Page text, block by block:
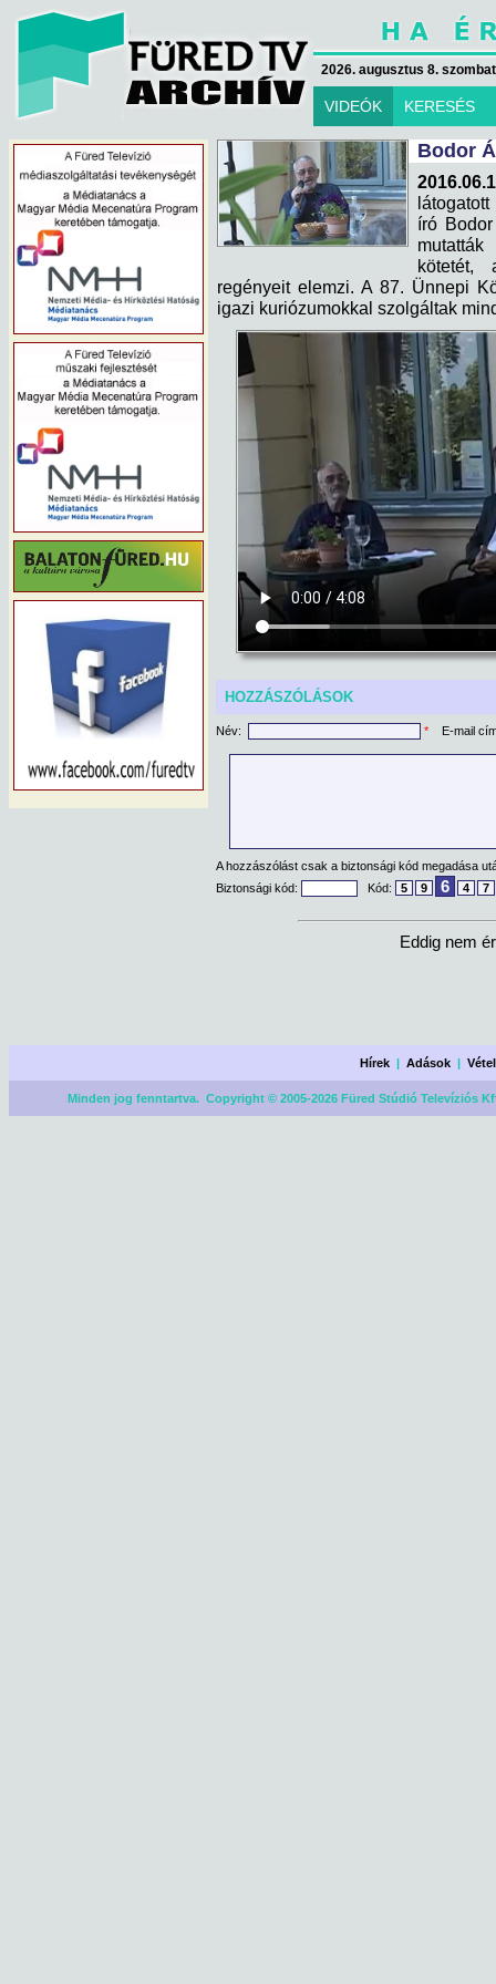
2026. augusztus 8.
VIDEÓK KERESÉS
Bodor
író
kötetét,
regényeit elemzi. A 87. Ünnepi
igazi kuriózumokkal szolgáltak
HOZZÁSZÓLÁSOK
Név: * E-mail
A hozzászólást csak a biztonsági kód megadása
Biztonsági kód:
Kód: 5 9 6 4 7
Eddig nem
Hírek |Adások |
Minden jog fenntartva. Copyright © 2005-2026 Füred Stúdió Televíziós